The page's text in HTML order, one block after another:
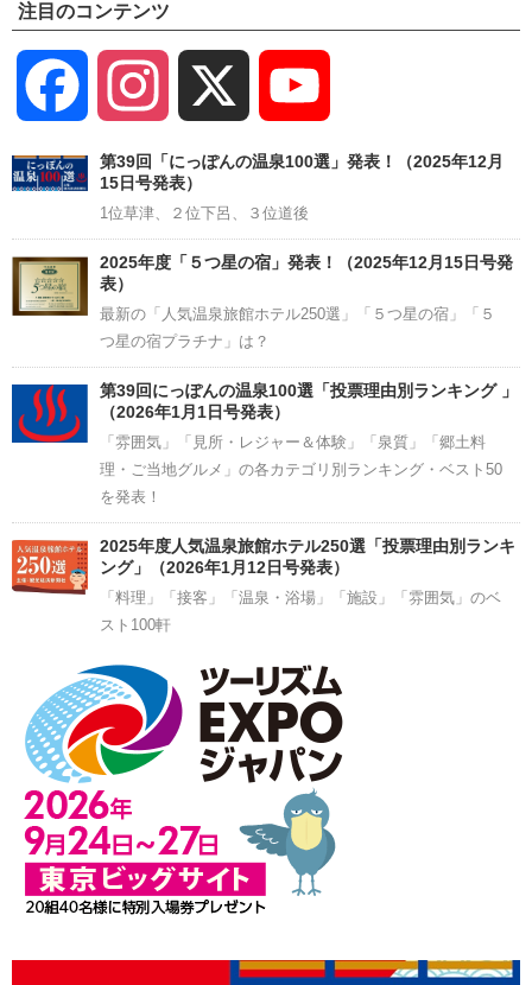
注目のコンテンツ
Facebook Instagram
Channel
第39回「にっぽんの温泉100選」発表！（2025年12月
15日号発表）
1位草津、２位下呂、３位道後
2025年度「５つ星の宿」発表！（2025年12月15日号発
表）
最新の「人気温泉旅館ホテル250選」「５つ星の宿」「５
つ星の宿プラチナ」は？
第39回にっぽんの温泉100選「投票理由別ランキング 」
（2026年1月1日号発表）
「雰囲気」「見所・レジャー＆体験」「泉質」「郷土料
理・ご当地グルメ」の各カテゴリ別ランキング・ベスト50
を発表！
2025年度人気温泉旅館ホテル250選「投票理由別ランキ
ング」（2026年1月12日号発表）
「料理」「接客」「温泉・浴場」「施設」「雰囲気」のベ
スト100軒